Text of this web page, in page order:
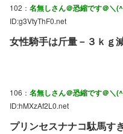
102： 名無しさん＠恐縮です＠＼
ID:g3VtyThF0.net
女性騎手は斤量－３ｋｇ
106： 名無しさん＠恐縮です＠＼
ID:hMXzAf2L0.net
プリンセスナナコ駄馬す